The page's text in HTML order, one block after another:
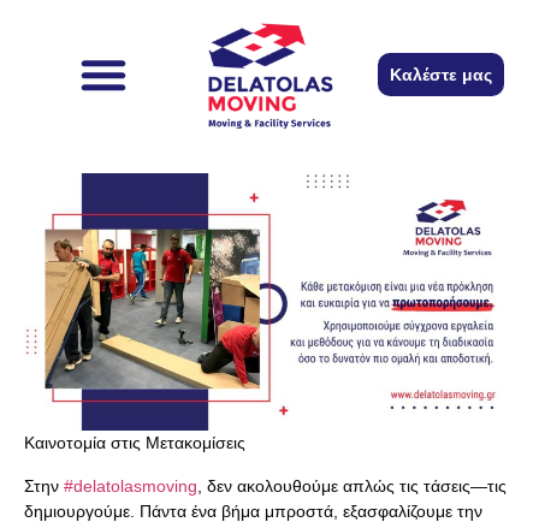
Καλέστε μας
Καινοτομία στις Μετακομίσεις
Στην #delatolasmoving , δεν ακολουθούμε απλώς τις τάσεις—τις
δημιουργούμε. Πάντα ένα βήμα μπροστά, εξασφαλίζουμε την